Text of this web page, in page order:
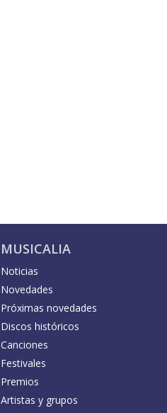
MUSICALIA
Noticias
Novedades
Próximas novedades
Discos históricos
Canciones
Festivales
Premios
Artistas y grupos